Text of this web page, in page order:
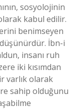
sosyolojinin
kabul edilir.
benimseyen
İbn-i
insanı ruh
iki kısımdan
varlık olarak
sahip olduğunu